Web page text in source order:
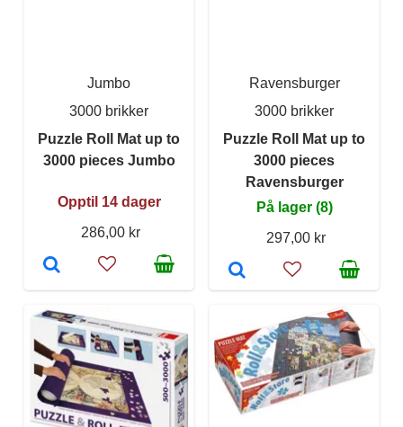
Jumbo
3000 brikker
Puzzle Roll Mat up to
3000 pieces Jumbo
Opptil 14 dager
286,00 kr
Ravensburger
3000 brikker
Puzzle Roll Mat up to
3000 pieces
Ravensburger
På lager (8)
297,00 kr